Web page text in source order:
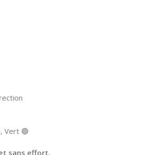
Vert 🟢
sans effort.